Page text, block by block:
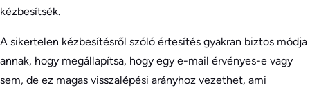
kézbesítsék.
A sikertelen kézbesítésről szóló értesítés gyakran biztos módja
annak, hogy megállapítsa, hogy egy e-mail érvényes-e vagy
sem, de ez magas visszalépési arányhoz vezethet, ami